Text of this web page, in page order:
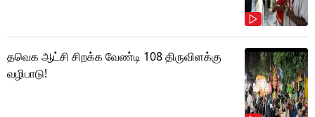
தவெக ஆட்சி சிறக்க வேண்டி 108 திருவிளக்கு
வழிபாடு!